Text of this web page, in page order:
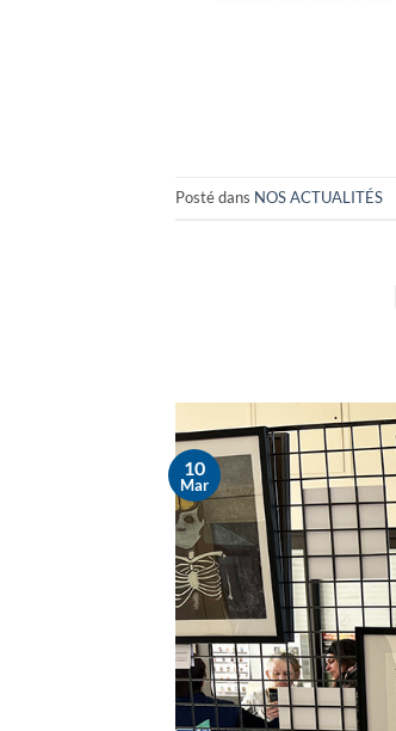
Posté dans NOS ACTUALITÉS
10
Mar